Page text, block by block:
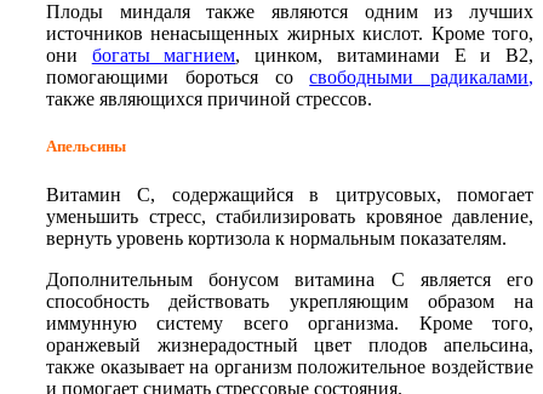
Плоды миндаля также являются одним из лучших
источников ненасыщенных жирных кислот. Кроме того,
они богаты магнием, цинком, витаминами Е и В2,
помогающими бороться сосвободными радикалами,
также являющихся причиной стрессов.
Апельсины
Витамин С, содержащийся в цитрусовых, помогает
уменьшить стресс, стабилизировать кровяное давление,
вернуть уровень кортизола к нормальным показателям.
Дополнительным бонусом витамина С является его
способность действовать укрепляющим образом на
иммунную систему всего организма. Кроме того,
оранжевый жизнерадостный цвет плодов апельсина,
также оказывает на организм положительное воздействие
и помогает снимать стрессовые состояния.